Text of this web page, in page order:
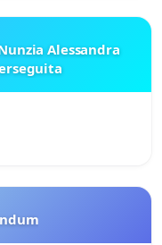
Alessandra